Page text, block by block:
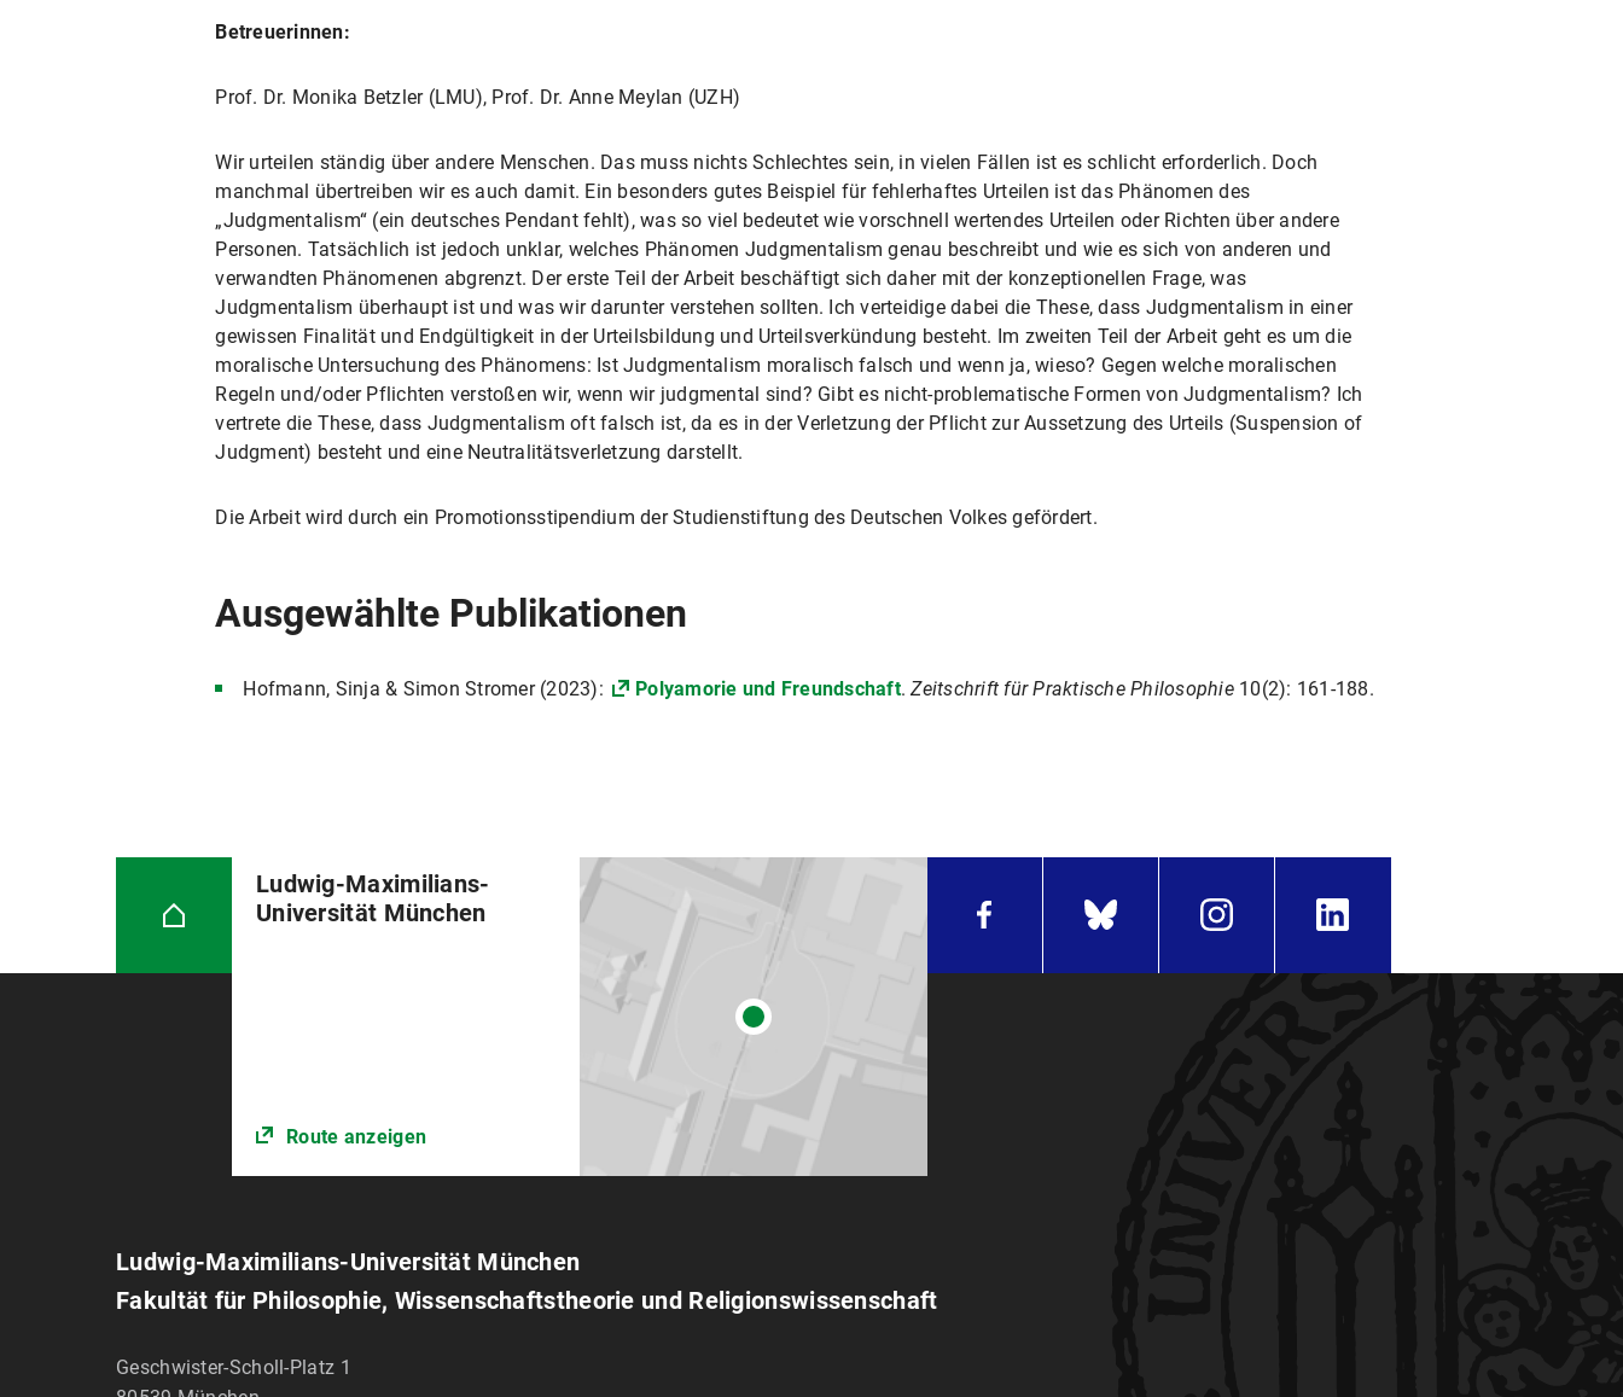
Betreuerinnen:
Prof. Dr. Monika Betzler (LMU), Prof. Dr. Anne Meylan (UZH)
Wir urteilen ständig über andere Menschen. Das muss nichts Schlechtes sein, in vielen Fällen ist es schlicht erforderlich. Doch
manchmal übertreiben wir es auch damit. Ein besonders gutes Beispiel für fehlerhaftes Urteilen ist das Phänomen des
„Judgmentalism“ (ein deutsches Pendant fehlt), was so viel bedeutet wie vorschnell wertendes Urteilen oder Richten über andere
Personen. Tatsächlich ist jedoch unklar, welches Phänomen Judgmentalism genau beschreibt und wie es sich von anderen und
verwandten Phänomenen abgrenzt. Der erste Teil der Arbeit beschäftigt sich daher mit der konzeptionellen Frage, was
Judgmentalism überhaupt ist und was wir darunter verstehen sollten. Ich verteidige dabei die These, dass Judgmentalism in einer
gewissen Finalität und Endgültigkeit in der Urteilsbildung und Urteilsverkündung besteht. Im zweiten Teil der Arbeit geht es um die
moralische Untersuchung des Phänomens: Ist Judgmentalism moralisch falsch und wenn ja, wieso? Gegen welche moralischen
Regeln und/oder Pflichten verstoßen wir, wenn wir judgmental sind? Gibt es nicht-problematische Formen von Judgmentalism? Ich
vertrete die These, dass Judgmentalism oft falsch ist, da es in der Verletzung der Pflicht zur Aussetzung des Urteils (Suspension of
Judgment) besteht und eine Neutralitätsverletzung darstellt.
Die Arbeit wird durch ein Promotionsstipendium der Studienstiftung des Deutschen Volkes gefördert.
Ausgewählte Publikationen
Hofmann, Sinja & Simon Stromer (2023): Polyamorie und Freundschaft.Zeitschrift für Praktische Philosophie10(2): 161-188.
Ludwig-Maximilians-
Universität München
Route anzeigen
Ludwig-Maximilians-Universität München
Fakultät für Philosophie, Wissenschaftstheorie und Religionswissenschaft
Geschwister-Scholl-Platz 1